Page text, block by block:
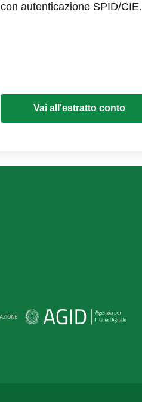
con autenticazione SPID/CIE.
Vai all'estratto conto